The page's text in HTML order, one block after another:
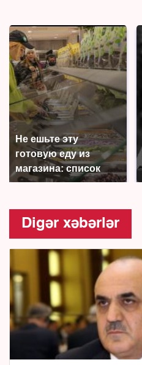
Не ешьте эту
готовую еду из
магазина: список
Digər xəbərlər